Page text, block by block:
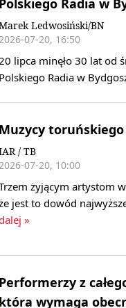
Ledwosiński/BN
2026-07-20, 16:50
20 lipca minęło 30 lat od
Polskiego Radia w
Muzycy
/ TB
2026-07-20, 10:00
żyjącym artystom
jest to dowód
»
Performerzy z
która wymaga